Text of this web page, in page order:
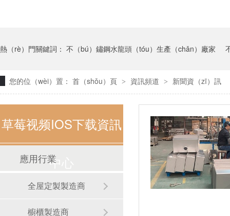
熱（rè）門關鍵詞： 不（bú）鏽鋼水龍頭（tóu）生產（chǎn）廠家
您的位（wèi）置： 首（shǒu）頁 > 資訊頻道 > 新聞資（zī）訊
草莓视频IOS下载資訊
中心
應用行業
全屋定製製造商
櫥櫃製造商